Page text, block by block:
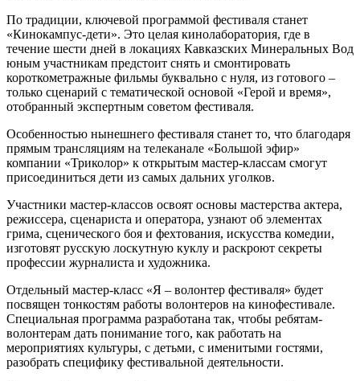
По традиции, ключевой программой фестиваля станет
«Кинокампус-дети». Это целая кинолаборатория, где в
течение шести дней в локациях Кавказских Минеральных Вод
юным участникам предстоит снять и смонтировать
короткометражные фильмы буквально с нуля, из готового –
только сценарий с тематической основой «Герой и время»,
отобранный экспертным советом фестиваля.
Особенностью нынешнего фестиваля станет то, что благодаря
прямым трансляциям на телеканале «Большой эфир»
компании «Триколор» к открытым мастер-классам смогут
присоединиться дети из самых дальних уголков.
Участники мастер-классов освоят основы мастерства актера,
режиссера, сценариста и оператора, узнают об элементах
грима, сценического боя и фехтования, искусства комедии,
изготовят русскую лоскутную куклу и раскроют секреты
профессии журналиста и художника.
Отдельный мастер-класс «Я – волонтер фестиваля» будет
посвящен тонкостям работы волонтеров на кинофестивале.
Специальная программа разработана так, чтобы ребятам-
волонтерам дать понимание того, как работать на
мероприятиях культуры, с детьми, с именитыми гостями,
разобрать специфику фестивальной деятельности.